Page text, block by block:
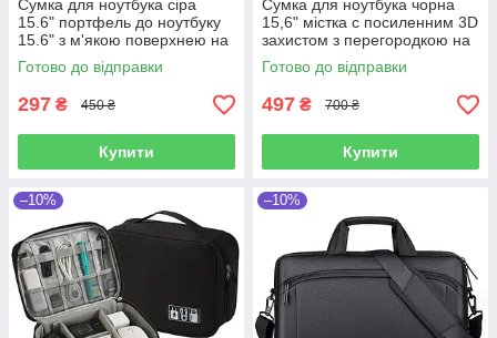
Сумка для ноутбука сіра
15.6" портфель до ноутбуку
15.6" з м'якою поверхнею на
ремені Уцінка!
Готово до відправки
297 ₴ 450 ₴
Купити
Сумка для ноутбука чорна
15,6" містка с посиленним 3D
захистом з перегородкою на
липучці, кишенями та
органайзером Уцінка!
Готово до відправки
497 ₴ 700 ₴
Купити
–10% –10%